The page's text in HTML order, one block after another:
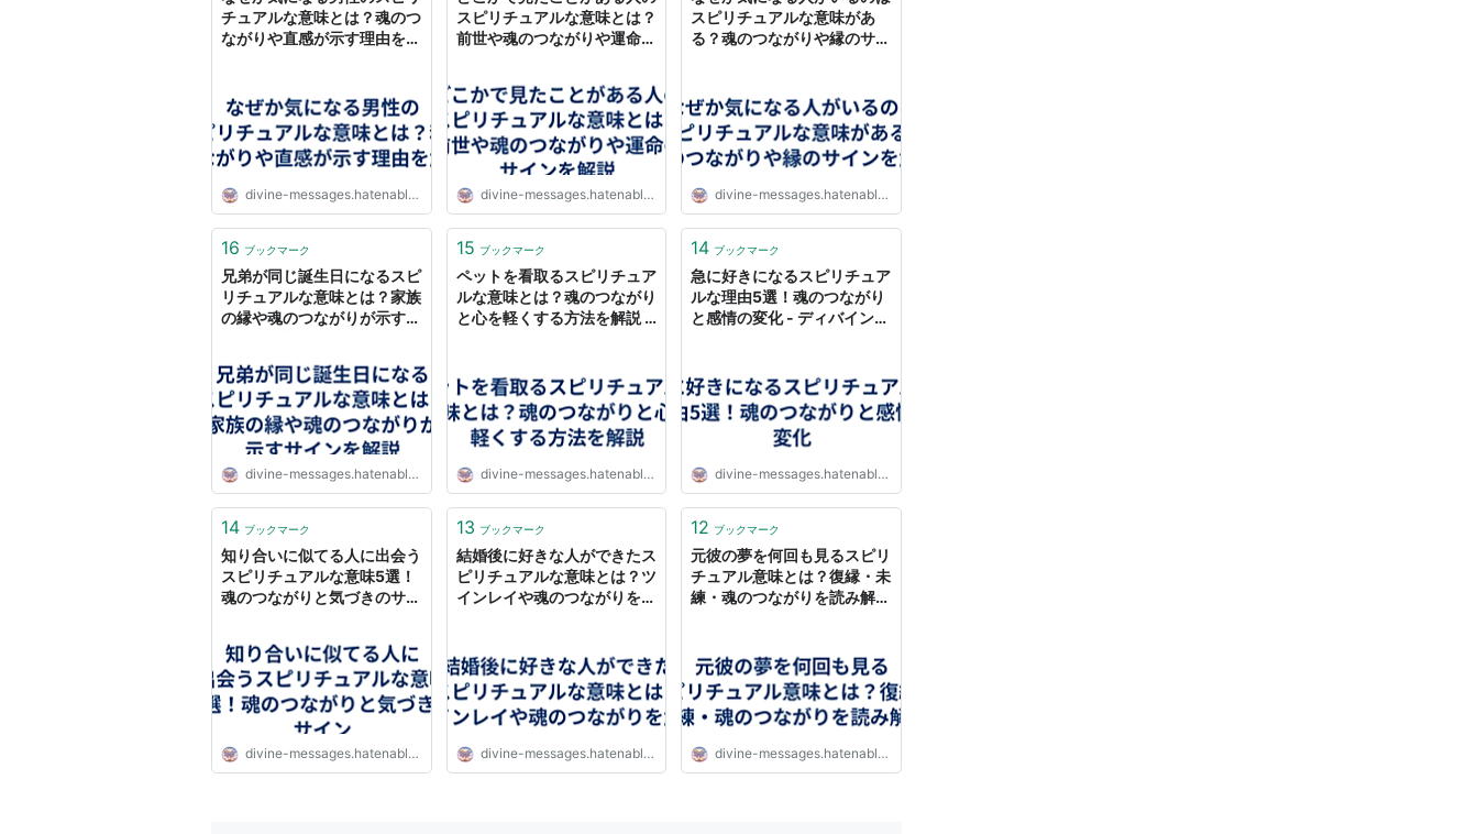
チュアルな意味とは？魂のつ
ながりや直感が示す理由を解
divine-messages.hatenablog.com
スピリチュアルな意味とは？
前世や魂のつながりや運命の
divine-messages.hatenablog.com
スピリチュアルな意味があ
る？魂のつながりや縁のサイ
divine-messages.hatenablog.com
16 ブックマーク
兄弟が同じ誕生日になるスピ
リチュアルな意味とは？家族
の縁や魂のつながりが示すサ
divine-messages.hatenablog.com
15 ブックマーク
ペットを看取るスピリチュア
ルな意味とは？魂のつながり
と心を軽くする方法を解説 -
divine-messages.hatenablog.com
14 ブックマーク
急に好きになるスピリチュア
ルな理由5選！魂のつながり
と感情の変化 - ディバインメ
divine-messages.hatenablog.com
14 ブックマーク
知り合いに似てる人に出会う
スピリチュアルな意味5選！
魂のつながりと気づきのサイ
divine-messages.hatenablog.com
13 ブックマーク
結婚後に好きな人ができたス
ピリチュアルな意味とは？ツ
インレイや魂のつながりを解
divine-messages.hatenablog.com
12 ブックマーク
元彼の夢を何回も見るスピリ
チュアル意味とは？復縁・未
練・魂のつながりを読み解く
divine-messages.hatenablog.com